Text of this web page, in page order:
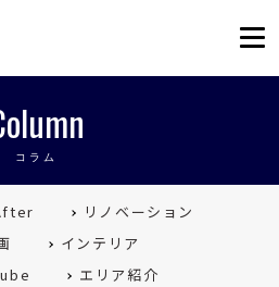
リノベーションを福岡で。
コラム
リノベーション
インテリア
エリア紹介